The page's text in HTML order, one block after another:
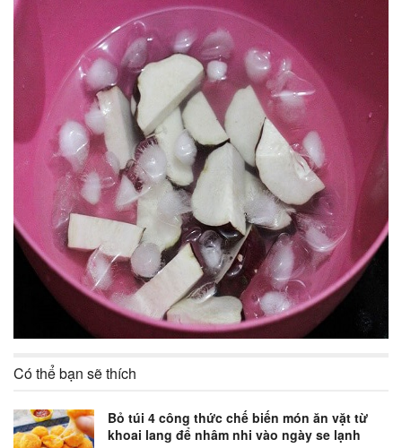
Có thể bạn sẽ thích
Bỏ túi 4 công thức chế biến món ăn vặt từ
khoai lang để nhâm nhi vào ngày se lạnh